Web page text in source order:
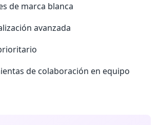
de marca blanca
avanzada
de colaboración en equipo